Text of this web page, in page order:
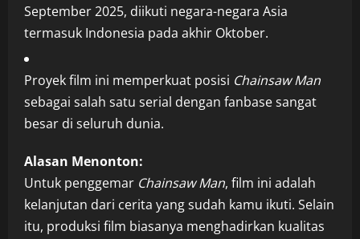
September 2025, diikuti negara-negara Asia
termasuk Indonesia pada akhir Oktober.
Proyek film ini memperkuat posisi Chainsaw Man
sebagai salah satu serial dengan fanbase sangat
besar di seluruh dunia.
Alasan Menonton:
Untuk penggemar Chainsaw Man, film ini adalah
kelanjutan dari cerita yang sudah kamu ikuti. Selain
itu, produksi film biasanya menghadirkan kualitas